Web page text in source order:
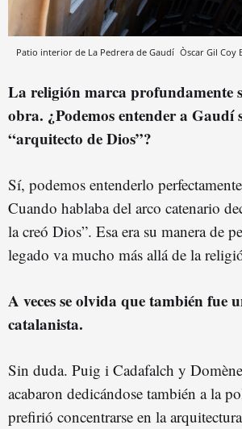
Patio interior de La Pedrera de Gaudí Òscar Gil Coy
La religión marca profundamente
obra. ¿Podemos entender a Gaudí
“arquitecto de Dios”?
Sí, podemos entenderlo
Cuando hablaba del arco catenario
la creó Dios”. Esa era su manera de
legado va mucho más allá de la
A veces se olvida que también fue
catalanista.
Sin duda. Puig i Cadafalch y
acabaron dedicándose también a la
prefirió concentrarse en la